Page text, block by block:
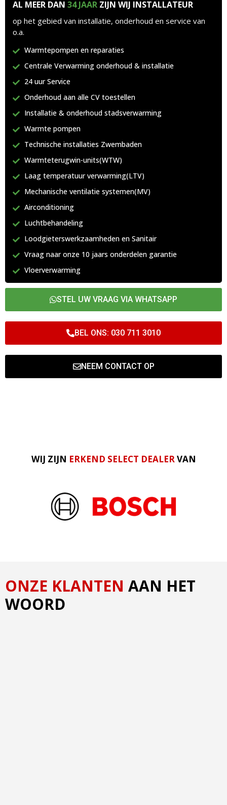
AL MEER DAN 34 JAAR ZIJN WIJ INSTALLATEUR
op het gebied van installatie, onderhoud en service van
o.a.
Warmtepompen en reparaties
Centrale Verwarming onderhoud & installatie
24 uur Service
Onderhoud aan alle CV toestellen
Installatie & onderhoud stadsverwarming
Warmte pompen
Technische installaties Zwembaden
Warmteterugwin-units(WTW)
Laag temperatuur verwarming(LTV)
Mechanische ventilatie systemen(MV)
Airconditioning
Luchtbehandeling
Loodgieterswerkzaamheden en Sanitair
Vraag naar onze 10 jaars onderdelen garantie
Vloerverwarming
STEL UW VRAAG VIA WHATSAPP
BEL ONS: 030 711 3010
NEEM CONTACT OP
WIJ ZIJN ERKEND SELECT DEALERVAN
ONZE KLANTEN AAN HET
WOORD